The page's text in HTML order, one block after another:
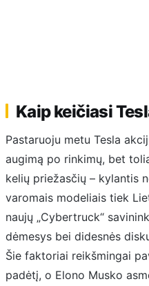
Kaip keičiasi
Pastaruoju metu Tesla
augimą po rinkimų, bet
kelių priežasčių – kylantis
varomais modeliais tiek
naujų „Cybertruck“
dėmesys bei didesnės
Šie faktoriai reikšmingai
padėtį, o Elono Musko